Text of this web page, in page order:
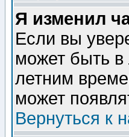
Я изменил
Если вы
может быть в
летним
может
Вернуться к